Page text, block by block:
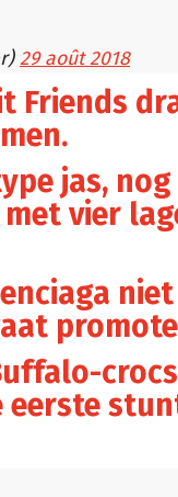
29 août 2018
Friends
jas,
vier
eerste